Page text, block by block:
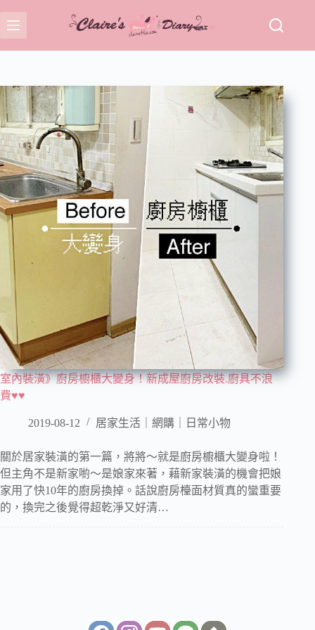
至
主
容
室內裝潢》廚房櫥櫃大變身！新成屋廚房改裝.廚具不浪
費♥♥
2019-08-12 居家生活｜網購｜日常小物
關於居家裝潢的第一篇，將將～就是廚房櫥櫃大變身啦！
但主角不是新家喲～是娘家來著，藉新家裝潢的機會把娘
家用了快10年的廚房換掉。話說廚房檯面材質真的蠻重要
的，換完之後覺得超乾淨又好清…